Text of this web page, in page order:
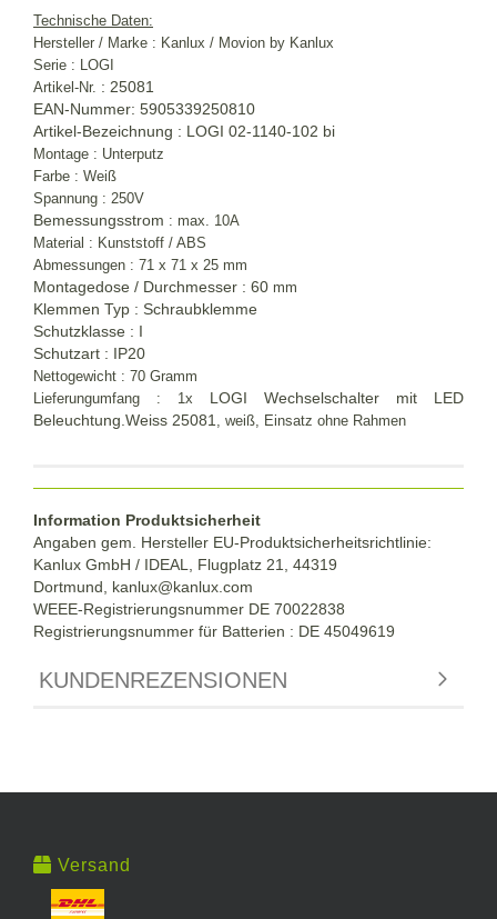
Technische Daten:
Hersteller / Marke : Kanlux / Movion by Kanlux
Serie : LOGI
Artikel-Nr. : 25081
EAN-Nummer: 5905339250810
Artikel-Bezeichnung : LOGI 02-1140-102 bi
Montage : Unterputz
Farbe : Weiß
Spannung : 250V
Bemessungsstrom : max. 10A
Material : Kunststoff / ABS
Abmessungen : 71 x 71 x 25 mm
Montagedose / Durchmesser : 60 mm
Klemmen Typ : Schraubklemme
Schutzklasse : I
Schutzart : IP20
Nettogewicht : 70 Gramm
Lieferungumfang : 1x LOGI Wechselschalter mit LED
Beleuchtung.Weiss 25081
, weiß, Einsatz ohne Rahmen
Information Produktsicherheit
Angaben gem. Hersteller EU-Produktsicherheitsrichtlinie:
Kanlux GmbH / IDEAL, Flugplatz 21, 44319
Dortmund, kanlux@kanlux.com
WEEE-Registrierungsnummer DE 70022838
Registrierungsnummer für Batterien : DE 45049619
KUNDENREZENSIONEN
Versand